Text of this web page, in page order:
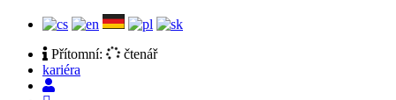
Přítomní:
čtenář
kariéra